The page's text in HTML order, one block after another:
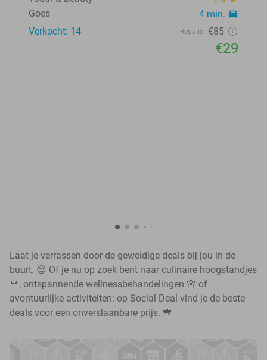
Goes 4 min. directions_car
Verkocht: 14 Regulier €85
€29
Laat je verrassen door de geweldige deals bij jou in de
buurt. 😍 Of je nu op zoek bent naar culinaire hoogstandjes
🍴, ontspannende wellnessbehandelingen 🌸 of
avontuurlijke activiteiten: op Social Deal vind je de beste
deals voor een onverslaanbare prijs. 💙